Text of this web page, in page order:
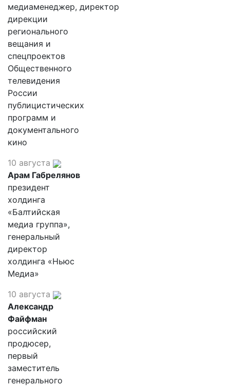
медиаменеджер, директор
дирекции
регионального
вещания и
спецпроектов
Общественного
телевидения
России
публицистических
программ и
документального
кино
10 августа
Арам Габрелянов
президент
холдинга
«Балтийская
медиа группа»,
генеральный
директор
холдинга «Ньюс
Медиа»
10 августа
Александр
Файфман
российский
продюсер,
первый
заместитель
генерального